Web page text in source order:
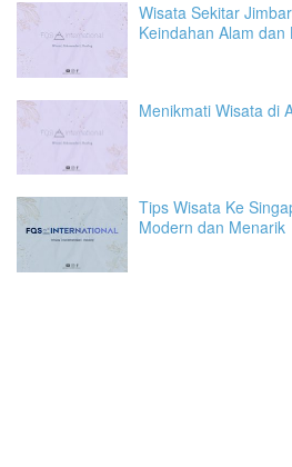
Wisata Sekitar
Keindahan Alam dan
Menikmati Wisata di
Tips Wisata Ke
Modern dan Menarik